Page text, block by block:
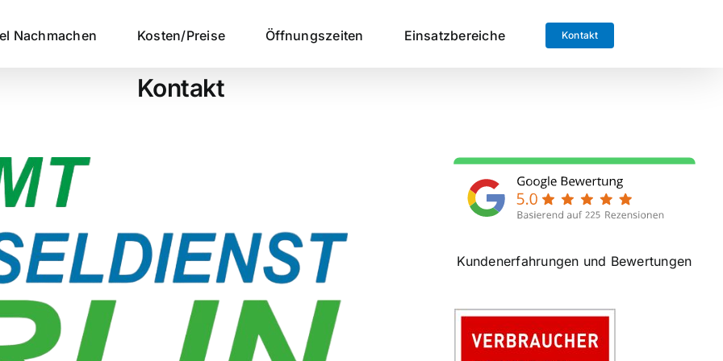
Nachmachen Kosten/Preise Öffnungszeiten Einsatzbereiche Kontakt
Kontakt
Kundenerfahrungen und Bewertungen